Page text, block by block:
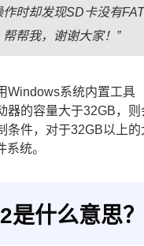
作时却发现SD卡没有
帮我，谢谢大家！”
Windows系统内置工具
器的容量大于32GB，则
条件，对于32GB以上
系统。
是什么意思？